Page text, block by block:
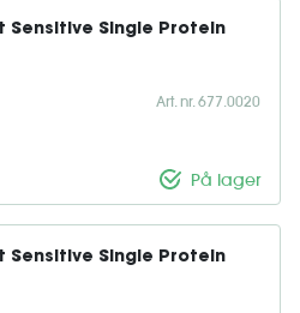
Sensitive Single Protein
Art. nr. 677.0020
På lager
Sensitive Single Protein